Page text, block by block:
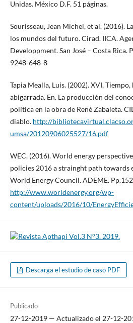
Unidas. México D.F. 51 páginas.
Sourisseau, Jean Michel, et al. (2016).
los mundos del futuro. Cirad. IICA.
Developpment. San José – Costa Rica.
9248-648-8
Tapia Mealla, Luis. (2002). XVI,
abigarrada. En. La producción del
política en la obra de René Zabaleta.
diablo. http://
umsa/20120906025527/16.pdf
WEC. (2016). World energy
policies 2016 a strainght path towards
World Energy Council. ADEME.
http://www.worldenergy.org/wp-
content/uploads/2016/10/
Descarga el estudio de caso PDF
Publicado
27-12-2019 — Actualizado el 27-12-